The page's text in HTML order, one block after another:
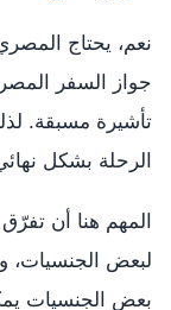
نعم، يحتاج
جواز السفر
تأشيرة مسبقة.
الرحلة بشكل
المهم هنا أن تفرّق
لبعض الجنسيات،